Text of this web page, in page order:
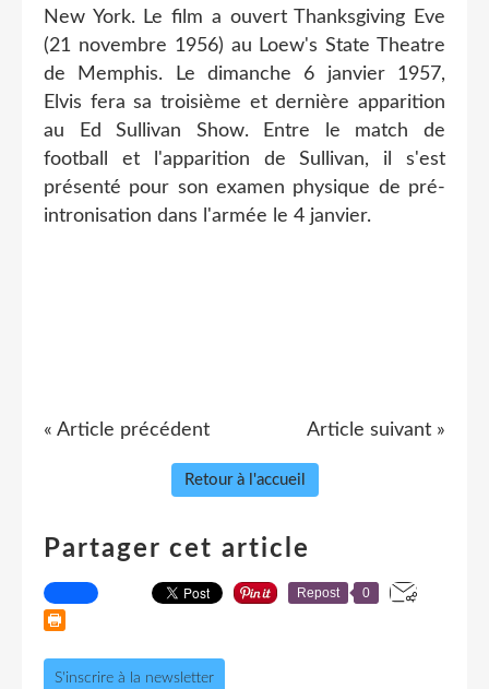
New York. Le film a ouvert Thanksgiving Eve
(21 novembre 1956) au Loew's State Theatre
de Memphis. Le dimanche 6 janvier 1957,
Elvis fera sa troisième et dernière apparition
au Ed Sullivan Show. Entre le match de
football et l'apparition de Sullivan, il s'est
présenté pour son examen physique de pré-
intronisation dans l'armée le 4 janvier.
« Article précédent Article suivant »
Retour à l'accueil
Partager cet article
Repost 0
S'inscrire à la newsletter